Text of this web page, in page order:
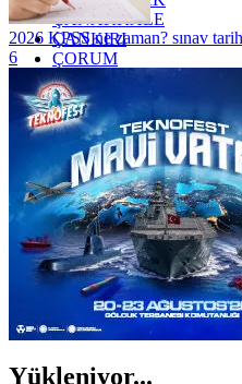
ÇANAKKALE
ÇANKIRI
ÇORUM
İSTANBUL
İZMİR
ŞANLIURFA
ŞIRNAK
2026 KPSS ne zaman? sınav
6
Yükleniyor...